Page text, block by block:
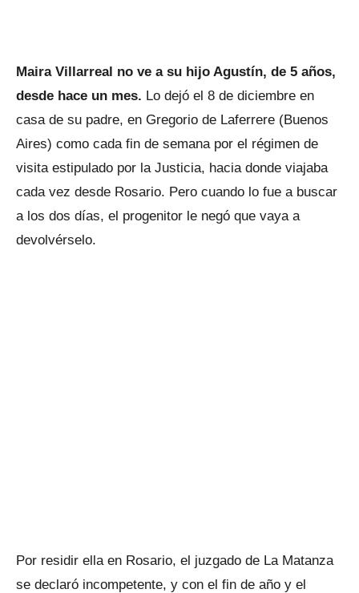
Maira Villarreal no ve a su hijo Agustín, de 5 años,
desde hace un mes. Lo dejó el 8 de diciembre en
casa de su padre, en Gregorio de Laferrere (Buenos
Aires) como cada fin de semana por el régimen de
visita estipulado por la Justicia, hacia donde viajaba
cada vez desde Rosario. Pero cuando lo fue a buscar
a los dos días, el progenitor le negó que vaya a
devolvérselo.
Por residir ella en Rosario, el juzgado de La Matanza
se declaró incompetente, y con el fin de año y el